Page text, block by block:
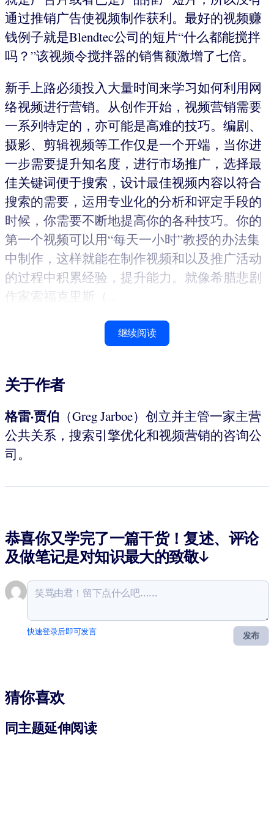
通过推销广告使视频制作获利。最好的视频赚
钱例子就是Blendtec公司的短片“什么都能搅拌
吗？”该视频令搅拌器的销售额激增了七倍。
新手上路必须投入大量时间来学习如何利用网
络视频进行营销。从创作开始，视频营销需要
一系列特定的，亦可能是高难的技巧。编剧、
摄影、剪辑视频等工作仅是一个开端，当你进
一步需要提升知名度，进行市场推广，选择最
佳关键词便于搜索，设计最佳视频内容以符合
搜索的需要，运用专业化的分析和评定手段的
时候，你需要不断地提高你的各种技巧。你的
第一个视频可以用“每天一小时”教授的办法集
中制作，这样就能在制作视频和以及推广活动
的过程中积累经验，提升能力。就像希腊悲剧
作家索福克里斯（...
继续阅读
关于作者
格雷·贾伯 （Greg Jarboe）创立并主管一家主营
公共关系，搜索引擎优化和视频营销的咨询公
司。
恭喜你又学完了一篇干货！复述、评论
及做笔记是对知识最大的致敬↓
发布
快速登录后即可发言
猜你喜欢
同主题延伸阅读